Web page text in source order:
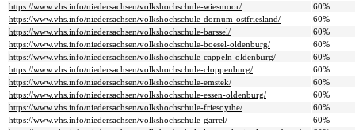
https://www.vhs.info/niedersachsen/volkshochschule-wiesmoor/
60%
https://www.vhs.info/niedersachsen/volkshochschule-dornum-ostfriesland/
60%
https://www.vhs.info/niedersachsen/volkshochschule-barssel/
60%
https://www.vhs.info/niedersachsen/volkshochschule-boesel-oldenburg/
60%
https://www.vhs.info/niedersachsen/volkshochschule-cappeln-oldenburg/
60%
https://www.vhs.info/niedersachsen/volkshochschule-cloppenburg/
60%
https://www.vhs.info/niedersachsen/volkshochschule-emstek/
60%
https://www.vhs.info/niedersachsen/volkshochschule-essen-oldenburg/
60%
https://www.vhs.info/niedersachsen/volkshochschule-friesoythe/
60%
https://www.vhs.info/niedersachsen/volkshochschule-garrel/
60%